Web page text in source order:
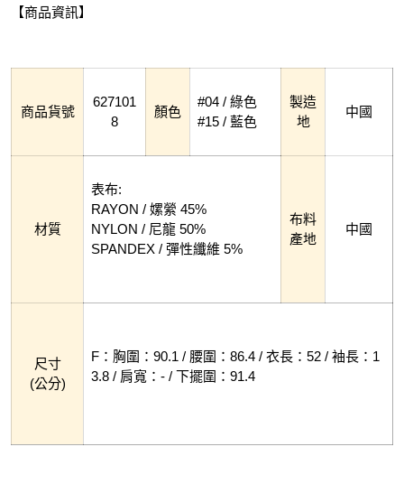
【商品資訊】
商品貨號
627101
8
顏色
#04 / 綠色
#15 / 藍色
製造
地
中國
材質
表布:
RAYON / 嫘縈 45%
NYLON / 尼龍 50%
SPANDEX / 彈性纖維 5%
布料
產地
中國
尺寸
(公分)
F：胸圍：90.1 / 腰圍：86.4 / 衣長：52 / 袖長：1
3.8 / 肩寬：- / 下擺圍：91.4